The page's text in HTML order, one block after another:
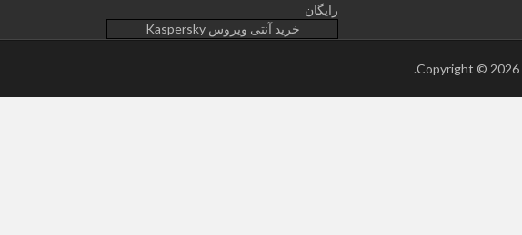
رایگان
خرید آنتی ویروس Kaspersky
Copyright © 2026
.